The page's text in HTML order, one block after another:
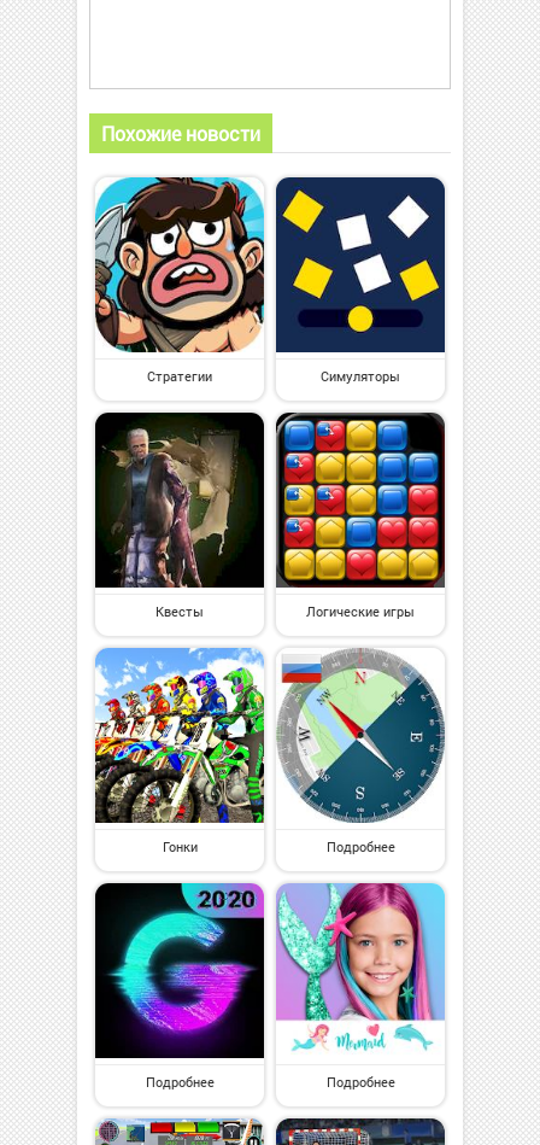
Похожие новости
Стратегии Симуляторы
Квесты Логические игры
Гонки Подробнее
Подробнее Подробнее